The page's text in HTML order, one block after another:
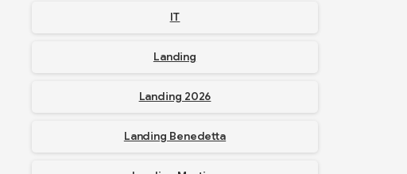
IT
Landing
Landing 2026
Landing Benedetta